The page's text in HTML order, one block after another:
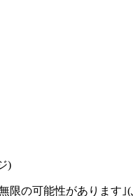
)
限の可能性があります｣